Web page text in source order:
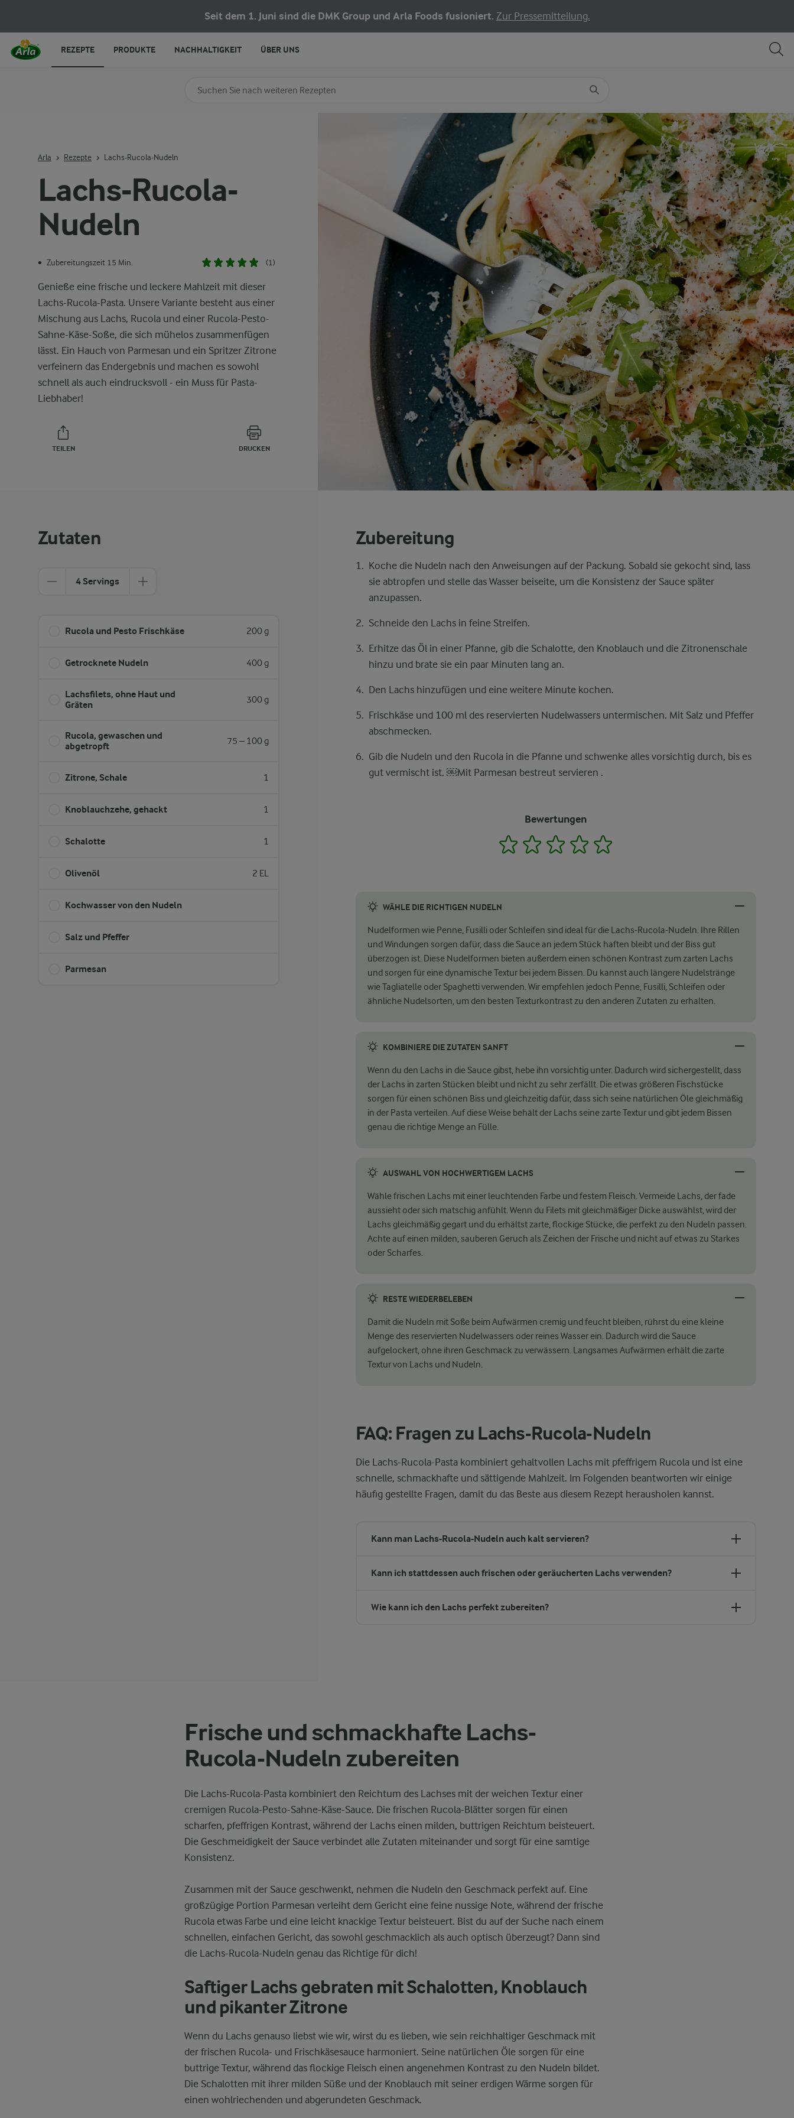
Seit dem 1. Juni sind die DMK Group und Arla Foods fusioniert. Zur Pressemitteilung.
Lachs-Rucola-
Nudeln
• Zubereitungszeit 15 Min. (1)
Genieße eine frische und leckere Mahlzeit mit dieser
Lachs-Rucola-Pasta. Unsere Variante besteht aus einer
Mischung aus Lachs, Rucola und einer Rucola-Pesto-
Sahne-Käse-Soße, die sich mühelos zusammenfügen
lässt. Ein Hauch von Parmesan und ein Spritzer Zitrone
verfeinern das Endergebnis und machen es sowohl
schnell als auch eindrucksvoll - ein Muss für Pasta-
Liebhaber!
TEILEN DRUCKEN
Arla Rezepte Lachs-Rucola-Nudeln
Zutaten
4 Servings
Rucola und Pesto Frischkäse 200 g
Getrocknete Nudeln 400 g
Lachsfilets, ohne Haut und
Gräten
300 g
Rucola, gewaschen und
abgetropft
75 – 100 g
Zitrone, Schale 1
Knoblauchzehe, gehackt 1
Schalotte 1
Olivenöl 2 EL
Kochwasser von den Nudeln
Salz und Pfeffer
Parmesan
Zubereitung
Koche die Nudeln nach den Anweisungen auf der Packung. Sobald sie gekocht sind, lass
sie abtropfen und stelle das Wasser beiseite, um die Konsistenz der Sauce später
anzupassen.
Schneide den Lachs in feine Streifen.
Erhitze das Öl in einer Pfanne, gib die Schalotte, den Knoblauch und die Zitronenschale
hinzu und brate sie ein paar Minuten lang an.
Den Lachs hinzufügen und eine weitere Minute kochen.
Frischkäse und 100 ml des reservierten Nudelwassers untermischen. Mit Salz und Pfeffer
abschmecken.
Gib die Nudeln und den Rucola in die Pfanne und schwenke alles vorsichtig durch, bis es
gut vermischt ist. ​￼​Mit Parmesan bestreut servieren .
Bewertungen
1 2 3 4
WÄHLE DIE RICHTIGEN NUDELN
Nudelformen wie Penne, Fusilli oder Schleifen sind ideal für die Lachs-Rucola-Nudeln. Ihre Rillen
und Windungen sorgen dafür, dass die Sauce an jedem Stück haften bleibt und der Biss gut
überzogen ist. Diese Nudelformen bieten außerdem einen schönen Kontrast zum zarten Lachs
und sorgen für eine dynamische Textur bei jedem Bissen. Du kannst auch längere Nudelstränge
wie Tagliatelle oder Spaghetti verwenden. Wir empfehlen jedoch Penne, Fusilli, Schleifen oder
ähnliche Nudelsorten, um den besten Texturkontrast zu den anderen Zutaten zu erhalten.
KOMBINIERE DIE ZUTATEN SANFT
Wenn du den Lachs in die Sauce gibst, hebe ihn vorsichtig unter. Dadurch wird sichergestellt, dass
der Lachs in zarten Stücken bleibt und nicht zu sehr zerfällt. Die etwas größeren Fischstücke
sorgen für einen schönen Biss und gleichzeitig dafür, dass sich seine natürlichen Öle gleichmäßig
in der Pasta verteilen. Auf diese Weise behält der Lachs seine zarte Textur und gibt jedem Bissen
genau die richtige Menge an Fülle.
AUSWAHL VON HOCHWERTIGEM LACHS
Wähle frischen Lachs mit einer leuchtenden Farbe und festem Fleisch. Vermeide Lachs, der fade
aussieht oder sich matschig anfühlt. Wenn du Filets mit gleichmäßiger Dicke auswählst, wird der
Lachs gleichmäßig gegart und du erhältst zarte, flockige Stücke, die perfekt zu den Nudeln passen.
Achte auf einen milden, sauberen Geruch als Zeichen der Frische und nicht auf etwas zu Starkes
oder Scharfes.
RESTE WIEDERBELEBEN
Damit die Nudeln mit Soße beim Aufwärmen cremig und feucht bleiben, rührst du eine kleine
Menge des reservierten Nudelwassers oder reines Wasser ein. Dadurch wird die Sauce
aufgelockert, ohne ihren Geschmack zu verwässern. Langsames Aufwärmen erhält die zarte
Textur von Lachs und Nudeln.
FAQ: Fragen zu Lachs-Rucola-Nudeln
Die Lachs-Rucola-Pasta kombiniert gehaltvollen Lachs mit pfeffrigem Rucola und ist eine
schnelle, schmackhafte und sättigende Mahlzeit. Im Folgenden beantworten wir einige
häufig gestellte Fragen, damit du das Beste aus diesem Rezept herausholen kannst.
Kann man Lachs-Rucola-Nudeln auch kalt servieren?
Kann ich stattdessen auch frischen oder geräucherten Lachs verwenden?
Wie kann ich den Lachs perfekt zubereiten?
Frische und schmackhafte Lachs-
Rucola-Nudeln zubereiten
Die Lachs-Rucola-Pasta kombiniert den Reichtum des Lachses mit der weichen Textur einer
cremigen Rucola-Pesto-Sahne-Käse-Sauce. Die frischen Rucola-Blätter sorgen für einen
scharfen, pfeffrigen Kontrast, während der Lachs einen milden, buttrigen Reichtum beisteuert.
Die Geschmeidigkeit der Sauce verbindet alle Zutaten miteinander und sorgt für eine samtige
Konsistenz.
Zusammen mit der Sauce geschwenkt, nehmen die Nudeln den Geschmack perfekt auf. Eine
großzügige Portion Parmesan verleiht dem Gericht eine feine nussige Note, während der frische
Rucola etwas Farbe und eine leicht knackige Textur beisteuert. Bist du auf der Suche nach einem
schnellen, einfachen Gericht, das sowohl geschmacklich als auch optisch überzeugt? Dann sind
die Lachs-Rucola-Nudeln genau das Richtige für dich!
Saftiger Lachs gebraten mit Schalotten, Knoblauch
und pikanter Zitrone
Wenn du Lachs genauso liebst wie wir, wirst du es lieben, wie sein reichhaltiger Geschmack mit
der frischen Rucola- und Frischkäsesauce harmoniert. Seine natürlichen Öle sorgen für eine
buttrige Textur, während das flockige Fleisch einen angenehmen Kontrast zu den Nudeln bildet.
Die Schalotten mit ihrer milden Süße und der Knoblauch mit seiner erdigen Wärme sorgen für
einen wohlriechenden und abgerundeten Geschmack.
Nach Kategorie suchen
REZEPTE PRODUKTE NACHHALTIGKEIT ÜBER UNS